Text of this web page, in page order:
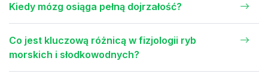
Kiedy mózg osiąga pełną dojrzałość?
Co jest kluczową różnicą w fizjologii ryb
morskich i słodkowodnych?